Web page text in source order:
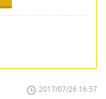
2017/07/26 16:57